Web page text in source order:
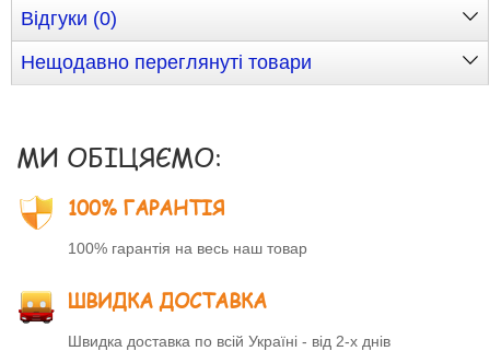
Відгуки (0)
Нещодавно переглянуті товари
МИ ОБІЦЯЄМО:
100% ГАРАНТІЯ
100% гарантія на весь наш товар
ШВИДКА ДОСТАВКА
Швидка доставка по всій Україні - від 2-х днів